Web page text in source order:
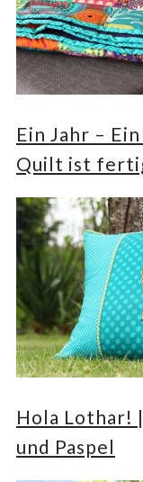
Ein Jahr –
Quilt ist
Hola Lothar!
und Paspel